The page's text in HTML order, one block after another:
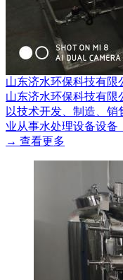
山东济水环保科技有限
山东济水环保科技有限
以技术开发、制造、
业从事水处理设备设备
→ 查看更多